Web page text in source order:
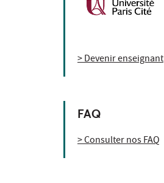
> Devenir enseignant
FAQ
> Consulter nos FAQ